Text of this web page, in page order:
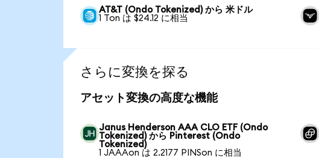
AT&T (Ondo Tokenized) から 米ドル
1 Ton は $24.12 に相当
さらに変換を探る
アセット変換の高度な機能
Janus Henderson AAA CLO ETF (Ondo
Tokenized) から Pinterest (Ondo
Tokenized)
1 JAAAon は 2.2177 PINSon に相当